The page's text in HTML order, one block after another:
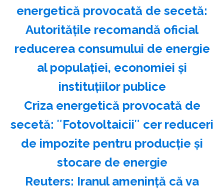
energetică provocată de secetă:
Autoritățile recomandă oficial
reducerea consumului de energie
al populației, economiei și
instituțiilor publice
Criza energetică provocată de
secetă: ″Fotovoltaicii″ cer reduceri
de impozite pentru producție și
stocare de energie
Reuters: Iranul ameninţă că va